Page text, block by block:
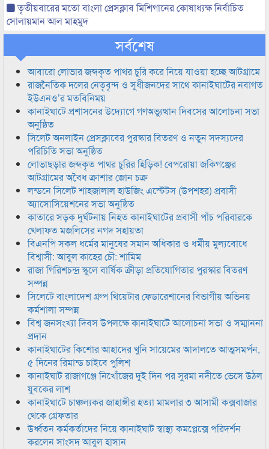
তৃতীয়বারের মতো বাংলা প্রেসক্লাব মিশিগানের কোষাধ্যক্ষ নির্বাচিত
সোলায়মান আল মাহমুদ
সর্বশেষ
আবারো লোভার জব্দকৃত পাথর চুরি করে নিয়ে যাওয়া হচ্ছে আটগ্রামে
রাজনৈতিক দলের নেতৃবৃন্দ ও সুধীজনদের সাথে কানাইঘাটের নবাগত
ইউএনও’র মতবিনিময়
কানাইঘাটে প্রশাসনের উদ্যোগে গণঅভ্যুত্থান দিবসের আলোচনা সভা
অনুষ্ঠিত
সিলেট অনলাইন প্রেসক্লাবের পুরস্কার বিতরণ ও নতুন সদস্যদের
পরিচিতি সভা অনুষ্ঠিত
লোভাছড়ার জব্দকৃত পাথর চুরির হিড়িক! বেপরোয়া জকিগঞ্জের
আটগ্রামের অবৈধ ক্রাশার জোন চক্র
লন্ডনে সিলেট শাহজালাল হাউজিং এস্টেটস (উপশহর) প্রবাসী
অ্যাসোসিয়েশনের সভা অনুষ্ঠিত
কাতারে সড়ক দুর্ঘটনায় নিহত কানাইঘাটের প্রবাসী পাঁচ পরিবারকে
খেলাফত মজলিসের নগদ সহায়তা
বিএনপি সকল ধর্মের মানুষের সমান অধিকার ও ধর্মীয় মুল্যবোধে
বিশ্বাসী: আবুল কাহের চৌ: শামিম
রাজা গিরিশচন্দ্র স্কুলে বার্ষিক ক্রীড়া প্রতিযোগিতার পুরস্কার বিতরণ
সম্পন্ন
সিলেটে বাংলাদেশ গ্রুপ থিয়েটার ফেডারেশানের বিভাগীয় অভিনয়
কর্মশালা সম্পন্ন
বিশ্ব জনসংখ্যা দিবস উপলক্ষে কানাইঘাটে আলোচনা সভা ও সম্মাননা
প্রদান
কানাইঘাটের কিশোর আহাদের খুনি সায়েমের আদালতে আত্মসমর্পন,
৫ দিনের রিমান্ড চাইবে পুলিশ
কানাইঘাট রাজাগঞ্জে নিখোঁজের দুই দিন পর সুরমা নদীতে ভেসে উঠল
যুবকের লাশ
কানাইঘাটে চাঞ্চল্যকর জাহাঙ্গীর হত্যা মামলার ৩ আসামী কক্সবাজার
থেকে গ্রেফতার
উর্ধ্বতন কর্মকর্তাদের নিয়ে কানাইঘাট স্বাস্থ্য কমপ্লেক্সে পরিদর্শন
করলেন সাংসদ আবুল হাসান